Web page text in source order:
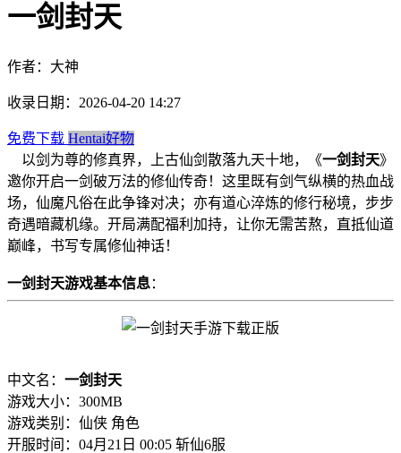
一剑封天
作者：大神
收录日期：2026-04-20 14:27
免费下载 Hentai好物
以剑为尊的修真界，上古仙剑散落九天十地，《一剑封天》
邀你开启一剑破万法的修仙传奇！这里既有剑气纵横的热血战
场，仙魔凡俗在此争锋对决；亦有道心淬炼的修行秘境，步步
奇遇暗藏机缘。开局满配福利加持，让你无需苦熬，直抵仙道
巅峰，书写专属修仙神话！
一剑封天游戏基本信息：
中文名： 一剑封天
游戏大小：300MB
游戏类别：仙侠 角色
开服时间：04月21日 00:05 斩仙6服